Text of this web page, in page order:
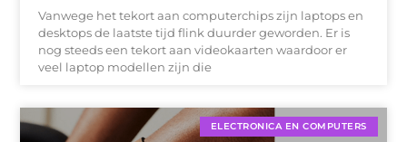
Vanwege het tekort aan computerchips zijn laptops en
desktops de laatste tijd flink duurder geworden. Er is
nog steeds een tekort aan videokaarten waardoor er
veel laptop modellen zijn die
ELECTRONICA EN COMPUTERS